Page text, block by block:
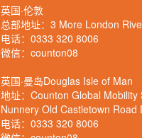
英国·伦敦
总部地址：3 More London
电话：0333 320 8006
微信：counton08
英国·曼岛Douglas Isle of Man
地址：Counton Global
Nunnery Old Castletown
电话：0333 320 8006